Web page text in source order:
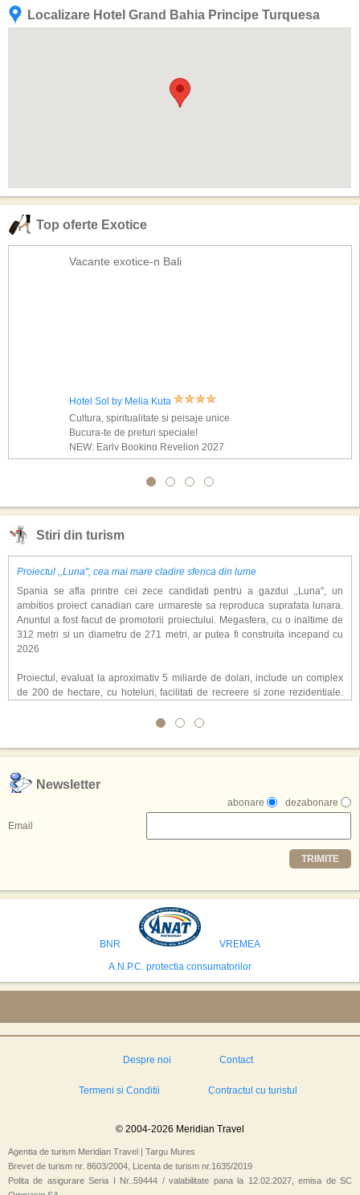
Localizare Hotel Grand Bahia Principe Turquesa
Top oferte Exotice
Vacante exotice-n Bali
Hotel Sol by Melia Kuta
Cultura, spiritualitate si peisaje unice
Bucura-te de preturi speciale!
NEW: Early Booking Revelion 2027
Stiri din turism
Proiectul ,,Luna'', cea mai mare cladire sferica din lume
Spania se afla printre cei zece candidati pentru a gazdui ,,Luna'', un
ambitios proiect canadian care urmareste sa reproduca suprafata lunara.
Anuntul a fost facut de promotorii proiectului. Megasfera, cu o inaltime de
312 metri si un diametru de 271 metri, ar putea fi construita incepand cu
2026
Proiectul, evaluat la aproximativ 5 miliarde de dolari, include un complex
de 200 de hectare, cu hoteluri, facilitati de recreere si zone rezidentiale.
atragerea a pana la 10 milioane de turisti anual. �Luna� ar putea deveni
exclusiv simularea suprafetei lunare.
,,Credem ca exista sanse mari sa anuntam nu doar o locatie, ci poate mai
multe'', a declarat Michael R. Henderson, cofondator al Moon World
Resorts, citat de Gulf News. Potrivit acestuia, 2026 ar putea deveni un an
decisiv pentru reali zarea proiectului.
Printre celelalte tari care concureaza pentru a gazdui aceasta constructie
se numara Australia, Brazilia, China, Egipt, India, Polonia, Thailanda,
avea cele mai mari sanse de a castiga licitatia. Totusi, Spania, care se
preconizeaza ca va deveni a doua cea mai vizitata tara din lume in 2025,
isi bazeaza oferta pe infrastructura turistica solida si capacitatea hoteliera."
Newsletter
dezabonare
abonare
Email
TRIMITE
BNR
VREMEA
A.N.P.C. protectia consumatorilor
Despre noi Contact
Termeni si Conditii Contractul cu turistul
© 2004-2026 Meridian Travel
Agentia de turism Meridian Travel | Targu Mures
Brevet de turism nr. 8603/2004, Licenta de turism nr.1635/2019
Polita de asigurare Seria I Nr..59444 / valabilitate pana la 12.02.2027, emisa de SC